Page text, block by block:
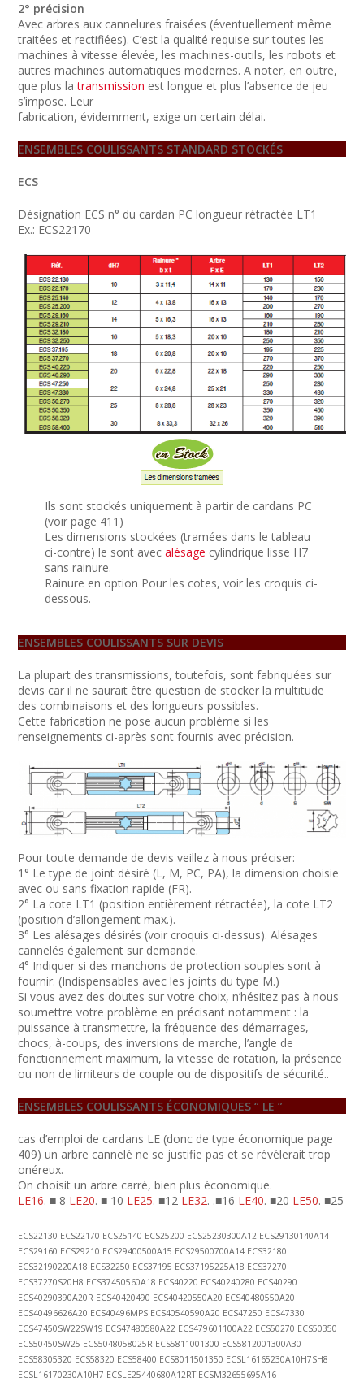
2° précision
Avec arbres aux cannelures fraisées (éventuellement même
traitées et rectifiées). C’est la qualité requise sur toutes les
machines à vitesse élevée, les machines-outils, les robots et
autres machines automatiques modernes. A noter, en outre,
que plus latransmission est longue et plus l’absence de jeu
s’impose. Leur
fabrication, évidemment, exige un certain délai.
ENSEMBLES COULISSANTS STANDARD STOCKÉS
ECS
Désignation ECS n° du cardan PC longueur rétractée LT1
Ex.: ECS22170
Ils sont stockés uniquement à partir de cardans PC
(voir page 411)
Les dimensions stockées (tramées dans le tableau
ci-contre) le sont avec alésage cylindrique lisse H7
sans rainure.
Rainure en option Pour les cotes, voir les croquis ci-
dessous.
ENSEMBLES COULISSANTS SUR DEVIS
La plupart des transmissions, toutefois, sont fabriquées sur
devis car il ne saurait être question de stocker la multitude
des combinaisons et des longueurs possibles.
Cette fabrication ne pose aucun problème si les
renseignements ci-après sont fournis avec précision.
Pour toute demande de devis veillez à nous préciser:
1° Le type de joint désiré (L, M, PC, PA), la dimension choisie
avec ou sans fixation rapide (FR).
2° La cote LT1 (position entièrement rétractée), la cote LT2
(position d’allongement max.).
3° Les alésages désirés (voir croquis ci-dessus). Alésages
cannelés également sur demande.
4° Indiquer si des manchons de protection souples sont à
fournir. (Indispensables avec les joints du type M.)
Si vous avez des doutes sur votre choix, n’hésitez pas à nous
soumettre votre problème en précisant notamment : la
puissance à transmettre, la fréquence des démarrages,
chocs, à-coups, des inversions de marche, l’angle de
fonctionnement maximum, la vitesse de rotation, la présence
ou non de limiteurs de couple ou de dispositifs de sécurité..
ENSEMBLES COULISSANTS ÉCONOMIQUES “ LE ”
cas d’emploi de cardans LE (donc de type économique page
409) un arbre cannelé ne se justifie pas et se révélerait trop
onéreux.
On choisit un arbre carré, bien plus économique.
LE16. ■ 8 LE20. ■ 10 LE25. ■12 LE32. .■16 LE40. ■20 LE50. ■25
ECS22130 ECS22170 ECS25140 ECS25200 ECS25230300A12 ECS29130140A14
ECS29160 ECS29210 ECS29400500A15 ECS29500700A14 ECS32180
ECS32190220A18 ECS32250 ECS37195 ECS37195225A18 ECS37270
ECS37270S20H8 ECS37450560A18 ECS40220 ECS40240280 ECS40290
ECS40290390A20R ECS40420490 ECS40420550A20 ECS40480550A20
ECS40496626A20 ECS40496MPS ECS40540590A20 ECS47250 ECS47330
ECS47450SW22SW19 ECS47480580A22 ECS479601100A22 ECS50270 ECS50350
ECS50450SW25 ECS5048058025R ECS5811001300 ECS5812001300A30
ECS58305320 ECS58320 ECS58400 ECS8011501350 ECSL16165230A10H7SH8
ECSL16170230A10H7 ECSLE25440680A12RT ECSM32655695A16